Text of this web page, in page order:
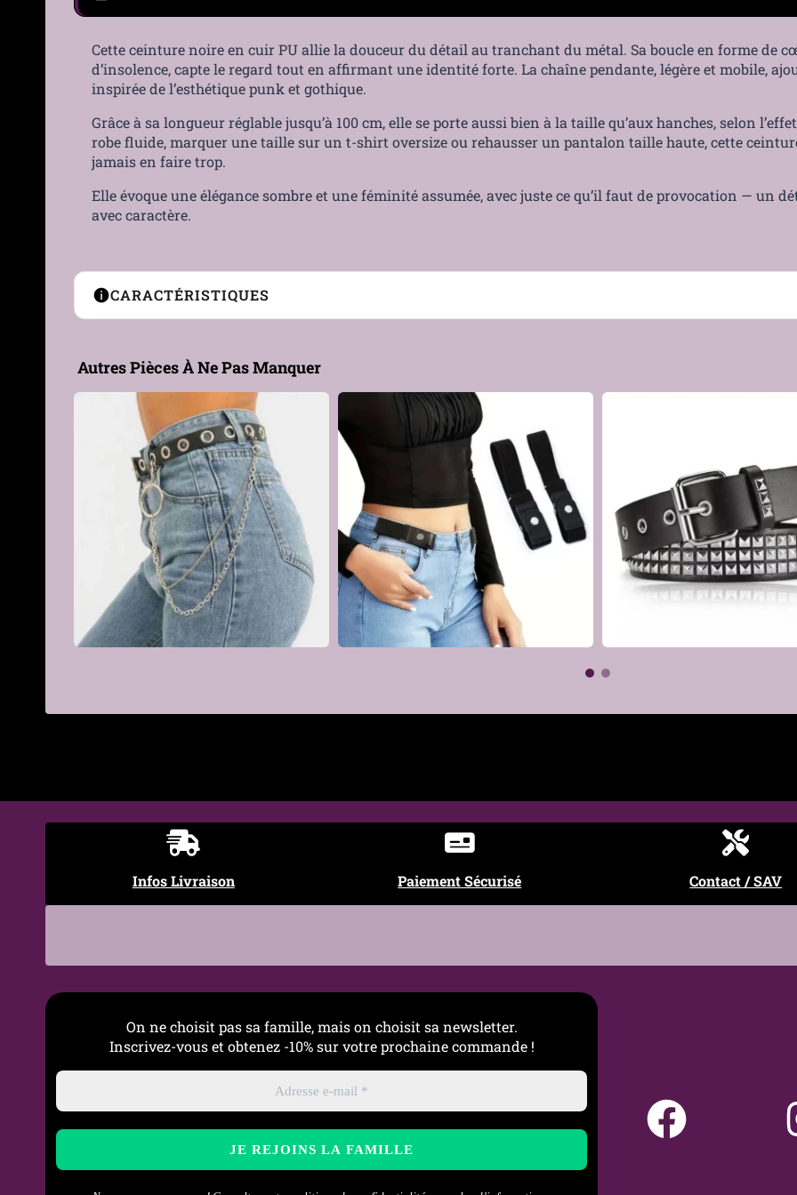
Cette ceinture noire en cuir PU allie la douceur du détail au tranchant du métal. Sa boucle en forme de
d’insolence, capte le regard tout en affirmant une identité forte. La chaîne pendante, légère et mobile,
inspirée de l’esthétique punk et gothique.
Grâce à sa longueur réglable jusqu’à 100 cm, elle se porte aussi bien à la taille qu’aux hanches, selon
robe fluide, marquer une taille sur un t-shirt oversize ou rehausser un pantalon taille haute, cette
jamais en faire trop.
Elle évoque une élégance sombre et une féminité assumée, avec juste ce qu’il faut de provocation — un
avec caractère.
CARACTÉRISTIQUES
Couleur Noir
Jusqu'à 100 cm de tour de taille
Genre Femme
Autres Pièces À Ne Pas Manquer
€
Infos Livraison Paiement Sécurisé Contact / SAV
On ne choisit pas sa famille, mais on choisit sa newsletter.
Inscrivez-vous et obtenez -10% sur votre prochaine commande !